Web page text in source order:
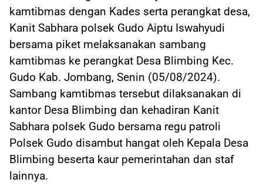
kamtibmas dengan Kades serta perangkat desa,
Kanit Sabhara polsek Gudo Aiptu Iswahyudi
bersama piket melaksanakan sambang
kamtibmas ke perangkat Desa Blimbing Kec.
Gudo Kab. Jombang, Senin (05/08/2024).
Sambang kamtibmas tersebut dilaksanakan di
kantor Desa Blimbing dan kehadiran Kanit
Sabhara polsek Gudo bersama regu patroli
Polsek Gudo disambut hangat oleh Kepala Desa
Blimbing beserta kaur pemerintahan dan staf
lainnya.